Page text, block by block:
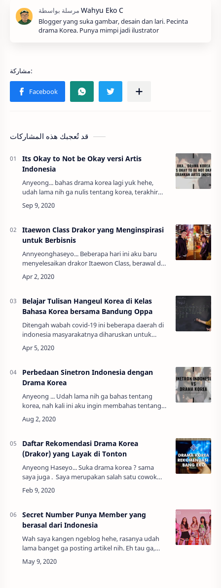
Blogger yang suka gambar, desain dan lari. Pecinta
drama Korea. Punya mimpi jadi ilustrator
قد تُعجبك هذه المشاركات
Its Okay to Not be Okay versi Artis
Indonesia
Anyeong... bahas drama korea lagi yuk hehe,
udah lama nih ga nulis tentang korea, terakhir
nulis artikel yang berkaitan dengan korea itu
tentang Perbedaan Sinetron Indonesia d…
Itaewon Class Drakor yang Menginspirasi
untuk Berbisnis
Annyeonghaseyo... Beberapa hari ini aku baru
menyelesaikan drakor Itaewon Class, berawal dari
seringnya melihat postingan rekomendasi drakor
terbaik akhirnya aku penasaran sehi…
Belajar Tulisan Hangeul Korea di Kelas
Bahasa Korea bersama Bandung Oppa
Ditengah wabah covid-19 ini beberapa daerah di
indonesia masyarakatnya diharuskan untuk
mengurangi aktifitasnya di luar rumah dan lebih
baik melakukannya di rumah saja. Hal ini d…
Perbedaan Sinetron Indonesia dengan
Drama Korea
Anyeong ... Udah lama nih ga bahas tentang
korea, nah kali ini aku ingin membahas tentang
beberapa alasan kenapa sih sinetron indonesia
tidak bisa di samai (menandingi) drama kor…
Daftar Rekomendasi Drama Korea
(Drakor) yang Layak di Tonton
Anyeong Haseyo... Suka drama korea ? sama
saya juga . Saya merupakan salah satu cowok
yang menyukai drama korea. alasannya
sederhana, karena saya kagum dengan jalan
Secret Number Punya Member yang
berasal dari Indonesia
Wah saya kangen ngeblog hehe, rasanya udah
lama banget ga posting artikel nih. Eh tau ga,
Barusan saya liat mutualanku di twitter, eh dia
posting salah satu member girl group ya…